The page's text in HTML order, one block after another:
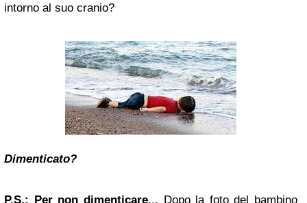
intorno al suo cranio?
Dimenticato?
P.S.: Per non dimenticare... Dopo la foto del bambino